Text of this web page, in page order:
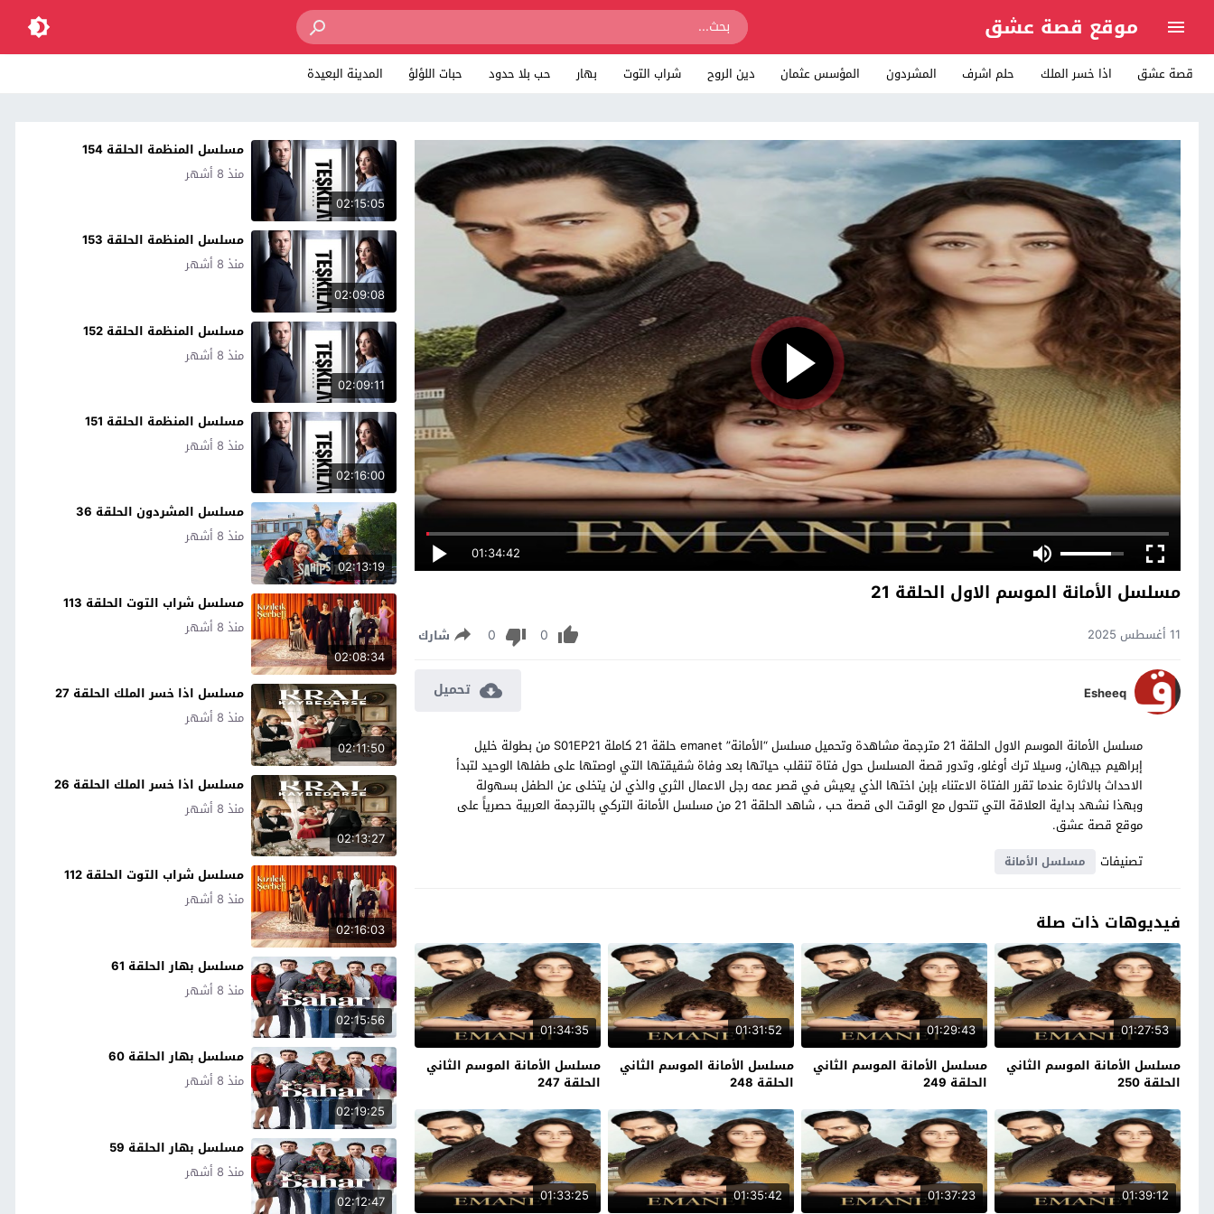
موقع قصة عشق
قصة عشق اذا خسر الملك حلم اشرف المشردون المؤسس عثمان دين الروح شراب التوت بهار حب بلا حدود حبات اللؤلؤ المدينة البعيدة
01:34:42
مسلسل الأمانة الموسم الاول الحلقة 21
11 أغسطس 2025 0
0 شارك
Esheeq تحميل
مسلسل الأمانة الموسم الاول الحلقة 21 مترجمة مشاهدة وتحميل مسلسل “الأمانة” emanet حلقة 21 كاملة S01EP21 من بطولة خليل
إبراهيم جيهان، وسيلا ترك أوغلو، وتدور قصة المسلسل حول فتاة تنقلب حياتها بعد وفاة شقيقتها التي اوصتها على طفلها الوحيد لتبدأ
الاحداث بالاثارة عندما تقرر الفتاة الاعتناء بإبن اختها الذي يعيش في قصر عمه رجل الاعمال الثري والذي لن يتخلى عن الطفل بسهولة
وبهذا نشهد بداية العلاقة التي تتحول مع الوقت الى قصة حب ، شاهد الحلقة 21 من مسلسل الأمانة التركي بالترجمة العربية حصرياً على
موقع قصة عشق.
تصنيفات
مسلسل الأمانة
فيديوهات ذات صلة
01:27:53
مسلسل الأمانة الموسم الثاني
الحلقة 250
01:29:43
مسلسل الأمانة الموسم الثاني
الحلقة 249
01:31:52
مسلسل الأمانة الموسم الثاني
الحلقة 248
01:34:35
مسلسل الأمانة الموسم الثاني
الحلقة 247
01:39:12
01:37:23
01:35:42
01:33:25
02:15:05
مسلسل المنظمة الحلقة 154
منذ 8 أشهر
02:09:08
مسلسل المنظمة الحلقة 153
منذ 8 أشهر
02:09:11
مسلسل المنظمة الحلقة 152
منذ 8 أشهر
02:16:00
مسلسل المنظمة الحلقة 151
منذ 8 أشهر
02:13:19
مسلسل المشردون الحلقة 36
منذ 8 أشهر
02:08:34
مسلسل شراب التوت الحلقة 113
منذ 8 أشهر
02:11:50
مسلسل اذا خسر الملك الحلقة 27
منذ 8 أشهر
02:13:27
مسلسل اذا خسر الملك الحلقة 26
منذ 8 أشهر
02:16:03
مسلسل شراب التوت الحلقة 112
منذ 8 أشهر
02:15:56
مسلسل بهار الحلقة 61
منذ 8 أشهر
02:19:25
مسلسل بهار الحلقة 60
منذ 8 أشهر
02:12:47
مسلسل بهار الحلقة 59
منذ 8 أشهر